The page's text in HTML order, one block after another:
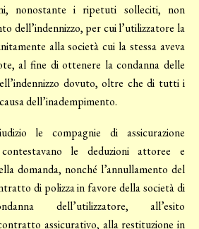
nonostante i ripetuti solleciti, non
dell’indennizzo, per cui l’utilizzatore la
alla società cui la stessa aveva
al fine di ottenere la condanna delle
dovuto, oltre che di tutti i
dell’inadempimento.
le compagnie di assicurazione
le deduzioni attoree e
domanda, nonché l’annullamento del
di polizza in favore della società di
dell’utilizzatore, all’esito
assicurativo, alla restituzione in